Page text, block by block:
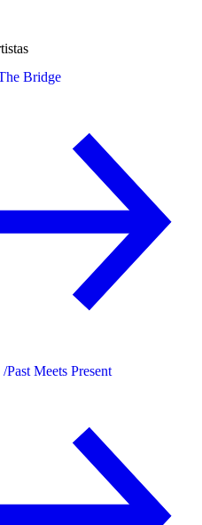
Bridge
/Past Meets Present